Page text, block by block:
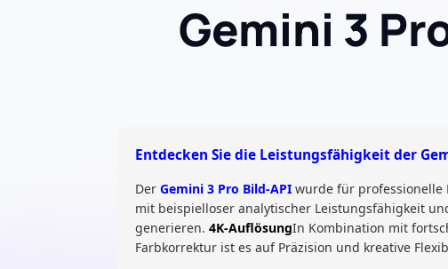
Gemini 3
Entdecken Sie die Leistungsfähigkeit der
Der Gemini 3 Pro Bild-API wurde für professionelle
mit beispielloser analytischer Leistungsfähigkeit
generieren. 4K-AuflösungIn Kombination mit
Farbkorrektur ist es auf Präzision und kreative